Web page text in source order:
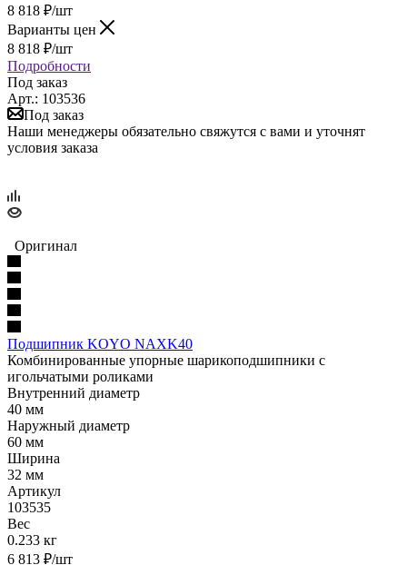
8 818 ₽/шт
Варианты цен
8 818 ₽/шт
Подробности
Под заказ
Арт.: 103536
Под заказ
Наши менеджеры обязательно свяжутся с вами и уточнят
условия заказа
Оригинал
Подшипник KOYO NAXK40
Комбинированные упорные шарикоподшипники с
игольчатыми роликами
Внутренний диаметр
40 мм
Наружный диаметр
60 мм
Ширина
32 мм
Артикул
103535
Вес
0.233 кг
6 813 ₽/шт